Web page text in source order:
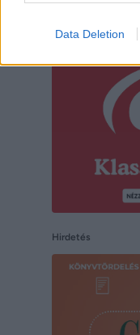
Data Deletion
Hirdetés